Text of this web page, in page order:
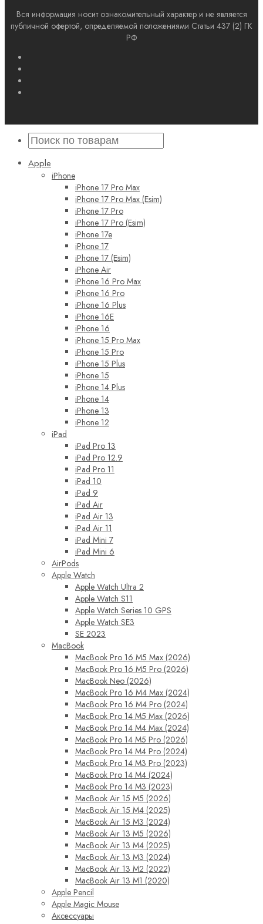
Вся информация носит ознакомительный характер и не является
публичной офертой, определяемой положениями Статьи 437 (2) ГК
РФ
Apple
iPhone
iPhone 17 Pro Max
iPhone 17 Pro Max (Esim)
iPhone 17 Pro
iPhone 17 Pro (Esim)
iPhone 17e
iPhone 17
iPhone 17 (Esim)
iPhone Air
iPhone 16 Pro Max
iPhone 16 Pro
iPhone 16 Plus
iPhone 16E
iPhone 16
iPhone 15 Pro Max
iPhone 15 Pro
iPhone 15 Plus
iPhone 15
iPhone 14 Plus
iPhone 14
iPhone 13
iPhone 12
iPad
iPad Pro 13
iPad Pro 12.9
iPad Pro 11
iPad 10
iPad 9
iPad Air
iPad Air 13
iPad Air 11
iPad Mini 7
iPad Mini 6
AirPods
Apple Watch
Apple Watch Ultra 2
Apple Watch S11
Apple Watch Series 10 GPS
Apple Watch SE3
SE 2023
MacBook
MacBook Pro 16 M5 Max (2026)
MacBook Pro 16 M5 Pro (2026)
MacBook Neo (2026)
MacBook Pro 16 M4 Max (2024)
MacBook Pro 16 M4 Pro (2024)
MacBook Pro 14 M5 Max (2026)
MacBook Pro 14 M4 Max (2024)
MacBook Pro 14 M5 Pro (2026)
MacBook Pro 14 M4 Pro (2024)
MacBook Pro 14 M3 Pro (2023)
MacBook Pro 14 M4 (2024)
MacBook Pro 14 M3 (2023)
MacBook Air 15 M5 (2026)
MacBook Air 15 M4 (2025)
MacBook Air 15 M3 (2024)
MacBook Air 13 M5 (2026)
MacBook Air 13 M4 (2025)
MacBook Air 13 M3 (2024)
MacBook Air 13 M2 (2022)
MacBook Air 13 M1 (2020)
Apple Pencil
Apple Magic Mouse
Аксессуары